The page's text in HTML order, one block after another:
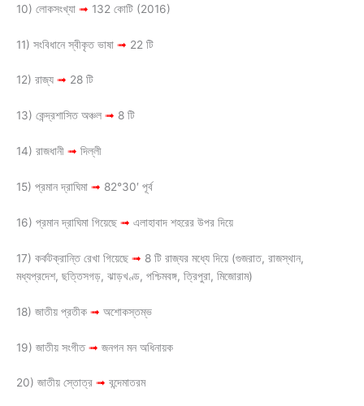
10) লোকসংখ্যা ➟ 132 কোটি (2016)
11) সংবিধানে স্বীকৃত ভাষা ➟ 22 টি
12) রাজ্য ➟ 28 টি
13) কেন্দ্রশাসিত অঞ্চল ➟ 8 টি
14) রাজধানী ➟ দিল্লী
15) প্রমান দ্রাঘিমা ➟ 82°30′ পূর্ব
16) প্রমান দ্রাঘিমা গিয়েছে ➟ এলাহাবাদ শহরের উপর দিয়ে
17) কর্কটক্রান্তি রেখা গিয়েছে ➟ 8 টি রাজ্যর মধ্যে দিয়ে (গুজরাত, রাজস্থান,
মধ্যপ্রদেশ, ছত্তিসগড়, ঝাড়খণ্ড, পশ্চিমবঙ্গ, ত্রিপুরা, মিজোরাম)
18) জাতীয় প্রতীক ➟ অশোকস্তম্ভ
19) জাতীয় সংগীত➟ জনগন মন অধিনায়ক
20) জাতীয় স্তোত্র ➟ বন্দেমাতরম